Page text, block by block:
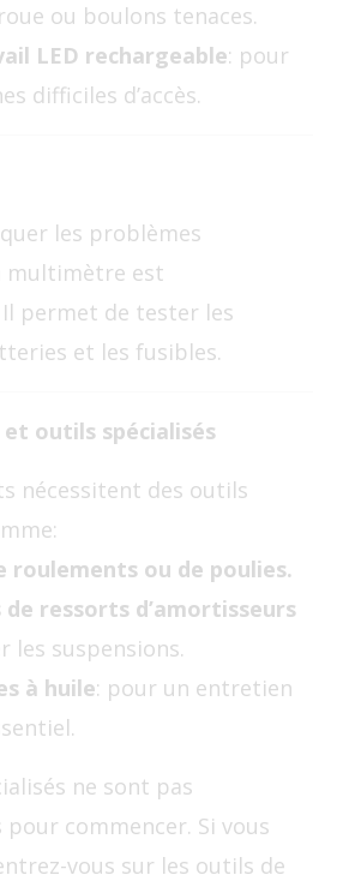
ou boulons tenaces.
LED rechargeable: pour
difficiles d’accès.
les problèmes
multimètre est
permet de tester les
et les fusibles.
outils spécialisés
nécessitent des outils
roulements ou de poulies.
de ressorts d’amortisseurs
les suspensions.
à huile: pour un entretien
ne sont pas
commencer. Si vous
vous sur les outils de